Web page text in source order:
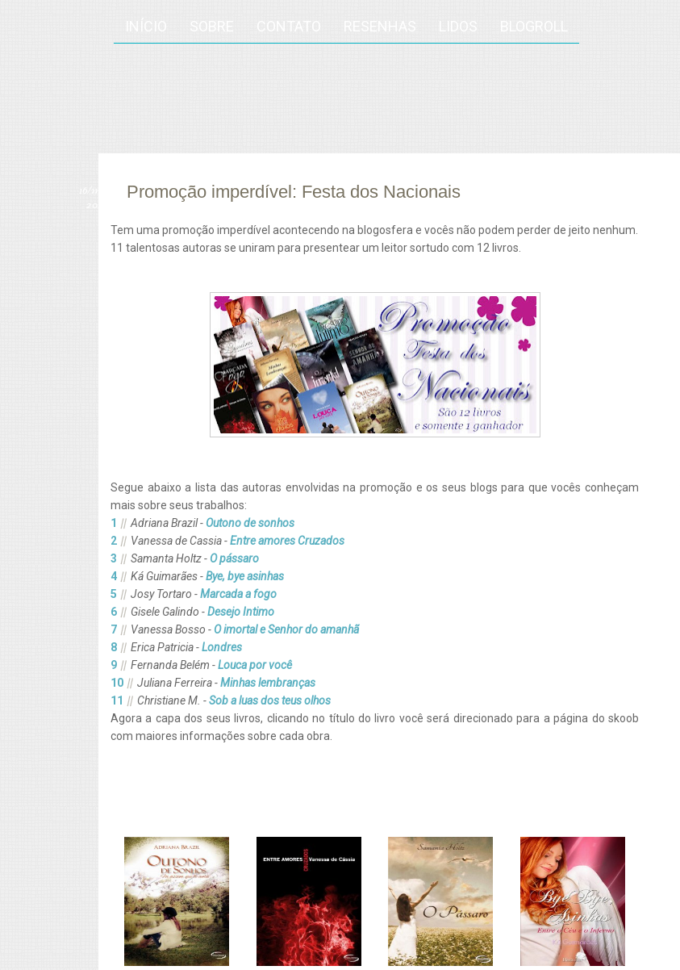
Promoção imperdível: Festa dos Nacionais
Tem uma promoção imperdível acontecendo na blogosfera e vocês não podem perder de jeito nenhum.
11 talentosas autoras se uniram para presentear um leitor sortudo com 12 livros.
Segue abaixo a lista das autoras envolvidas na promoção e os seus blogs para que vocês conheçam
mais sobre seus trabalhos:
Adriana Brazil - Outono de sonhos
Vanessa de Cassia -Entre amores Cruzados
Samanta Holtz - O pássaro
Ká Guimarães -Bye, bye asinhas
Josy Tortaro -Marcada a fogo
Gisele Galindo -Desejo Intimo
Vanessa Bosso - O imortal e Senhor do amanhã
Erica Patricia -Londres
Fernanda Belém -Louca por você
Juliana Ferreira -Minhas lembranças
Christiane M. -Sob a luas dos teus olhos
Agora a capa dos seus livros, clicando no título do livro você será direcionado para a página do skoob
com maiores informações sobre cada obra.